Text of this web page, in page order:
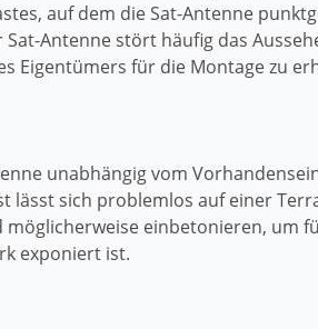
auf dem die Sat-Antenne
Antenne stört häufig das
Eigentümers für die Montage zu
unabhängig vom
sich problemlos auf einer
einbetonieren, um
exponiert ist.